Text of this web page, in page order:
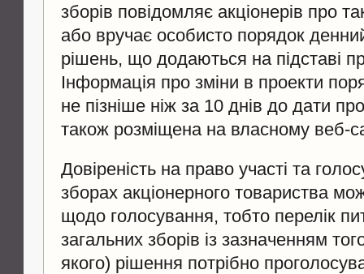
зборів повідомляє акціонерів про
або вручає особисто порядок
рішень, що додаються на підставі
Інформація про зміни в проекти
не пізніше ніж за 10 днів до дати
також розміщена на власному веб-
Довіреність на право участі та
зборах акціонерного товариства
щодо голосування, тобто перелік
загальних зборів із зазначенням
якого) рішення потрібно